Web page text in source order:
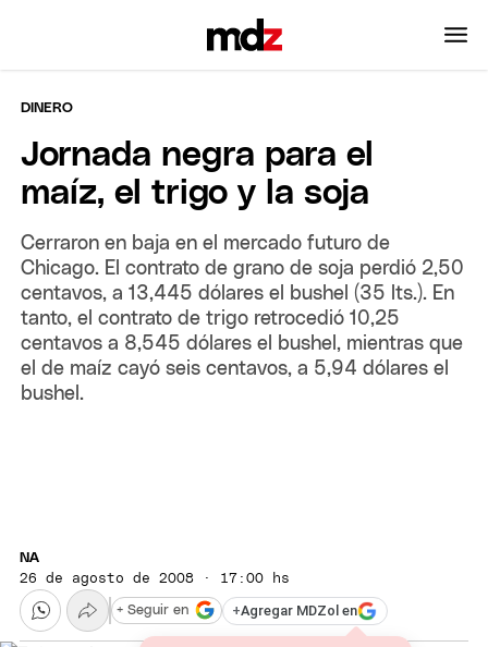
DINERO
Jornada negra para el
maíz, el trigo y la soja
Cerraron en baja en el mercado futuro de
Chicago. El contrato de grano de soja perdió 2,50
centavos, a 13,445 dólares el bushel (35 lts.). En
tanto, el contrato de trigo retrocedió 10,25
centavos a 8,545 dólares el bushel, mientras que
el de maíz cayó seis centavos, a 5,94 dólares el
bushel.
NA
26 de agosto de 2008 · 17:00 hs
+Agregar MDZol en
+ Seguir en